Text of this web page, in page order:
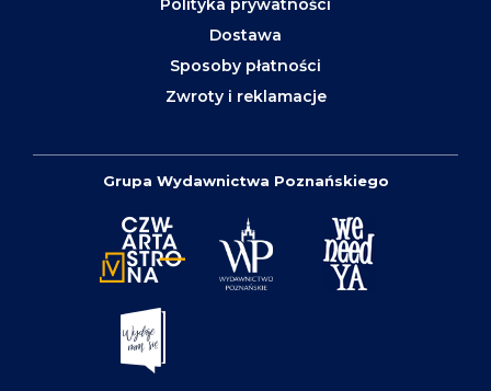
Polityka prywatności
Dostawa
Sposoby płatności
Zwroty i reklamacje
Grupa Wydawnictwa Poznańskiego